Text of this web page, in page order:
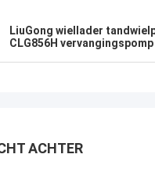
LiuGong wiellader
CLG856H
ACHTER